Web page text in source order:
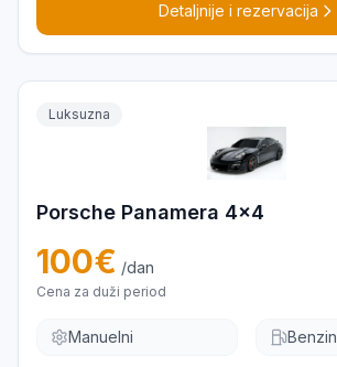
Detaljnije i rezervacija
Luksuzna
Porsche Panamera 4x4
100€ /dan
Cena za duži period
Manuelni Benzin